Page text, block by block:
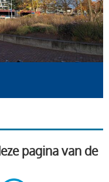
pagina van de